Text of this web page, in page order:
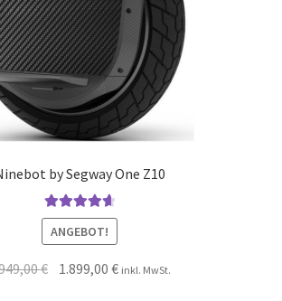
by Segway One Z10
Bewertet mit
4.75von 5
ANGEBOT!
€ 1.899,00€ inkl. MwSt.